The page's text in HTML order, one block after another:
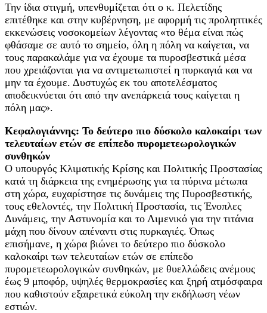
Την ίδια στιγμή, υπενθυμίζεται ότι ο κ. Πελετίδης
επιτέθηκε και στην κυβέρνηση, με αφορμή τις προληπτικές
εκκενώσεις νοσοκομείων λέγοντας «το θέμα είναι πώς
φθάσαμε σε αυτό το σημείο, όλη η πόλη να καίγεται, να
τους παρακαλάμε για να έχουμε τα πυροσβεστικά μέσα
που χρειάζονται για να αντιμετωπιστεί η πυρκαγιά και να
μην τα έχουμε. Δυστυχώς εκ του αποτελέσματος
αποδεικνύεται ότι από την ανεπάρκειά τους καίγεται η
πόλη μας».
Κεφαλογιάννης: Το δεύτερο πιο δύσκολο καλοκαίρι των
τελευταίων ετών σε επίπεδο πυρομετεωρολογικών
συνθηκών
Ο υπουργός Κλιματικής Κρίσης και Πολιτικής Προστασίας
κατά τη διάρκεια της ενημέρωσης για τα πύρινα μέτωπα
στη χώρα, ευχαρίστησε τις δυνάμεις της Πυροσβεστικής,
τους εθελοντές, την Πολιτική Προστασία, τις Ένοπλες
Δυνάμεις, την Αστυνομία και το Λιμενικό για την τιτάνια
μάχη που δίνουν απέναντι στις πυρκαγιές. Όπως
επισήμανε, η χώρα βιώνει το δεύτερο πιο δύσκολο
καλοκαίρι των τελευταίων ετών σε επίπεδο
πυρομετεωρολογικών συνθηκών, με θυελλώδεις ανέμους
έως 9 μποφόρ, υψηλές θερμοκρασίες και ξηρή ατμόσφαιρα
που καθιστούν εξαιρετικά εύκολη την εκδήλωση νέων
εστιών.